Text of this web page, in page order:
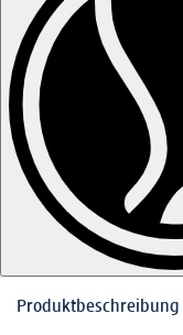
Produktbeschreibung